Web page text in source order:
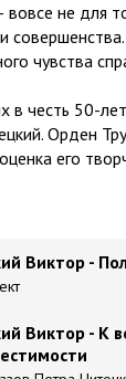
не для
чувства
в честь 50-
Орден
его
Виктор -
Виктор - К